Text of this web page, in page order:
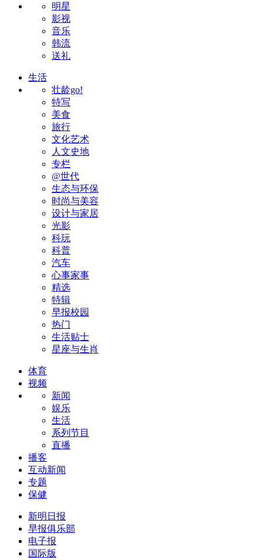
明星
影视
音乐
韩流
送礼
生活
壮龄go!
特写
美食
旅行
文化艺术
人文史地
专栏
@世代
生态与环保
时尚与美容
设计与家居
光影
科玩
科普
汽车
心事家事
精选
特辑
早报校园
热门
生活贴士
星座与生肖
体育
视频
新闻
娱乐
生活
系列节目
直播
播客
互动新闻
专题
保健
新明日报
早报俱乐部
电子报
国际版